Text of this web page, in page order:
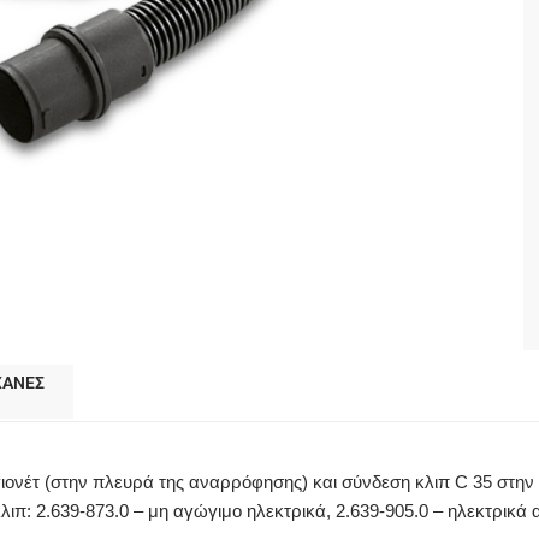
(στην πλευρά της αναρρόφησης) και σύνδεση κλιπ C 35
2.639-873.0 – μη αγώγιμο ηλεκτρικά, 2.639-905.0 –